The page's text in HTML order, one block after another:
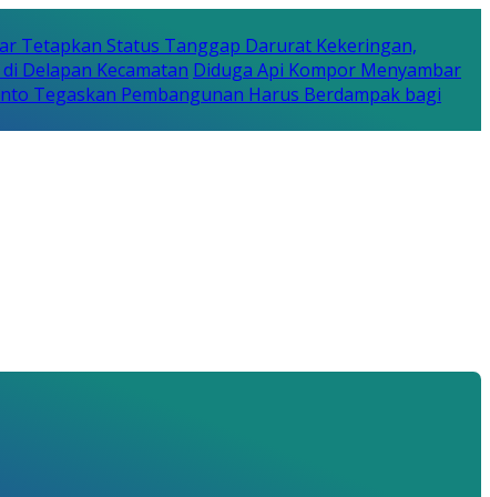
Tetapkan Status Tanggap Darurat Kekeringan,
Delapan Kecamatan Diduga Api Kompor Menyambar
Tegaskan Pembangunan Harus Berdampak bagi